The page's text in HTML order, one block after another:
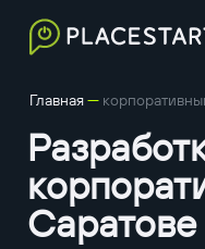
Главная—
Саратове